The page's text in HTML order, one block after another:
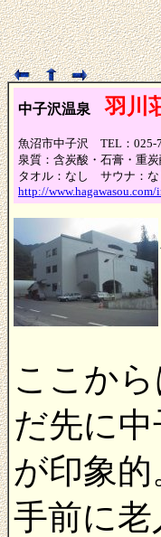
中子沢温泉羽川
魚沼市中子沢 TEL：
泉質：含炭酸・石膏・重
タオル：なし サウナ：
http://
ここか
だ先に
が印象
手前に